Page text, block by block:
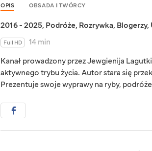
OPIS OBSADA I TWÓRCY
2016 - 2025, Podróże, Rozrywka, Blogerzy,
Full HD
14 min
Kanał prowadzony przez Jewgienija
aktywnego trybu życia. Autor stara się
Prezentuje swoje wyprawy na ryby,